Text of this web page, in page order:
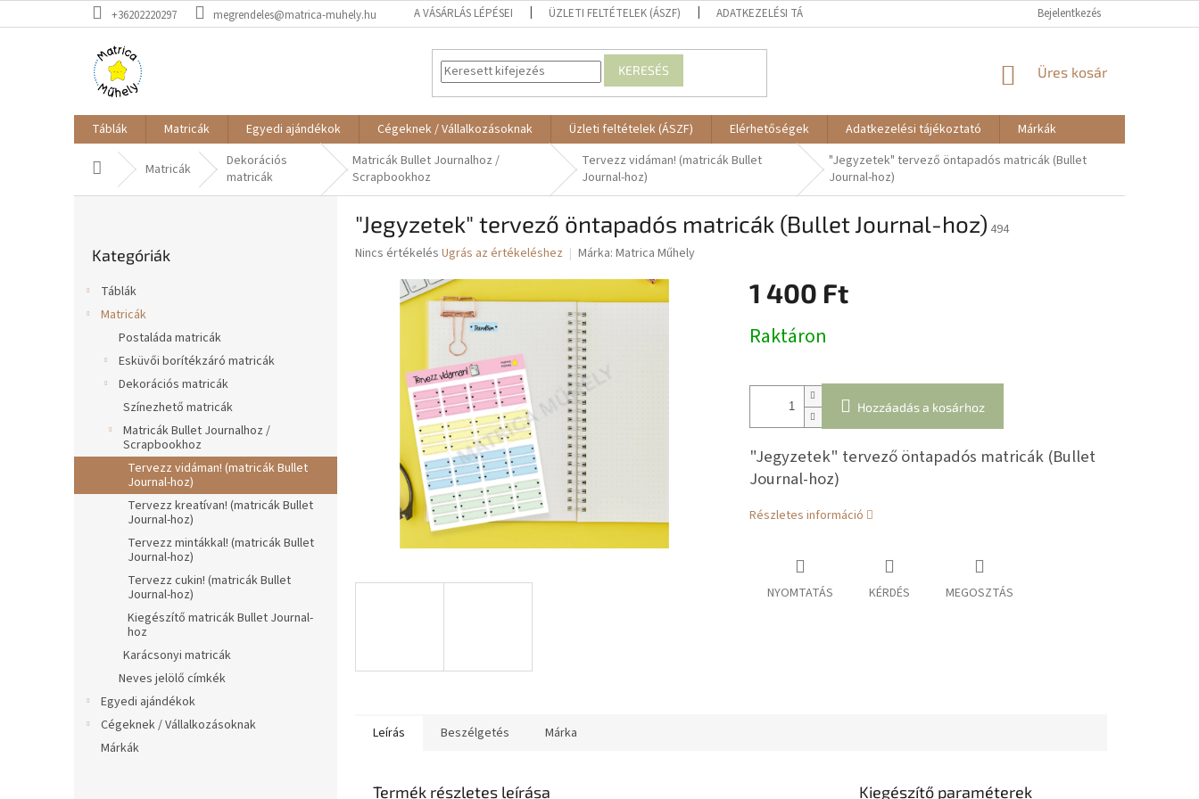
a
+36202220297 megrendeles@matrica-muhely.hu A VÁSÁRLÁS LÉPÉSEI ÜZLETI FELTÉTELEK (ÁSZF) ADATKEZELÉSI TÁJÉKOZTATÓ Bejelentkezés
KERESÉS KOSÁR
Üres kosár
Táblák Matricák Egyedi ajándékok Cégeknek / Vállalkozásoknak Üzleti feltételek (ÁSZF) Elérhetőségek Adatkezelési tájékoztató Márkák
KezdőlapMatricák
Dekorációs
matricák
Matricák Bullet Journalhoz /
Scrapbookhoz
Tervezz vidáman! (matricák Bullet
Journal-hoz)
"Jegyzetek" tervező öntapadós matricák (Bullet
Journal-hoz)
átugrása
Kategóriák
Táblák
Matricák
Postaláda matricák
Esküvői borítékzáró matricák
Dekorációs matricák
Színezhető matricák
Matricák Bullet Journalhoz /
Scrapbookhoz
Tervezz vidáman! (matricák Bullet
Journal-hoz)
Tervezz kreatívan! (matricák Bullet
Journal-hoz)
Tervezz mintákkal! (matricák Bullet
Journal-hoz)
Tervezz cukin! (matricák Bullet
Journal-hoz)
Kiegészítő matricák Bullet Journal-
hoz
Karácsonyi matricák
Neves jelölő címkék
Egyedi ajándékok
Cégeknek / Vállalkozásoknak
Márkák
"Jegyzetek" tervező öntapadós matricák (Bullet Journal-hoz) 494
A
értékelése
Nincs értékelés Ugrás az értékeléshez Márka: Matrica Műhely
1 400 Ft
Raktáron
Hozzáadás a kosárhoz
"Jegyzetek" tervező öntapadós matricák (Bullet
Journal-hoz)
Részletes információ
NYOMTATÁS KÉRDÉS MEGOSZTÁS
Leírás Beszélgetés Márka
Termék részletes leírása Kiegészítő paraméterek